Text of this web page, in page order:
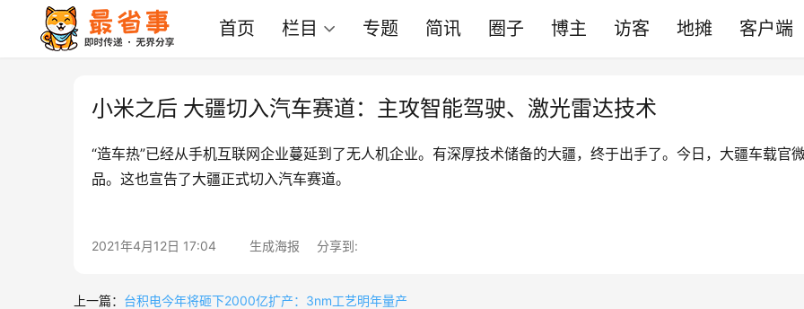
首页 栏目 专题 简讯 圈子 博主 访客 地摊 客户端
小米之后 大疆切入汽车赛道：主攻智能驾驶、激光雷达技术
“造车热”已经从手机互联网企业蔓延到了无人机企业。有深厚技术储备的大疆，终于出手了。今日，大疆车载官
品。这也宣告了大疆正式切入汽车赛道。
2021年4月12日 17:04 生成海报 分享到:
上一篇： 台积电今年将砸下2000亿扩产：3nm工艺明年量产